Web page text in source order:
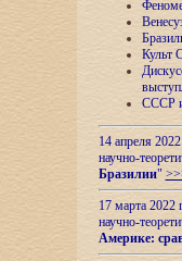
Культ
СССР и
14 апреля
научно-
Бразилии"
17 марта 2022
научно-
Америке: